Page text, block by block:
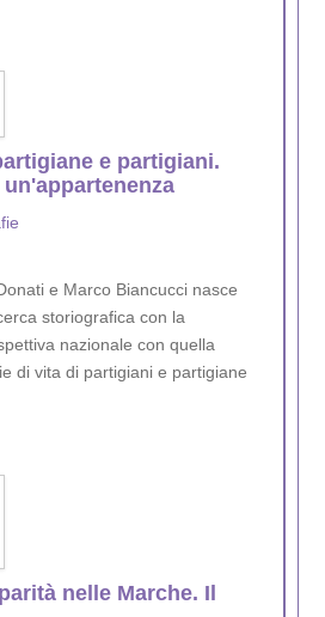
e partigiani.
e Marco Biancucci nasce
storiografica con la
nazionale con quella
di vita di partigiani e partigiane
nelle Marche. Il